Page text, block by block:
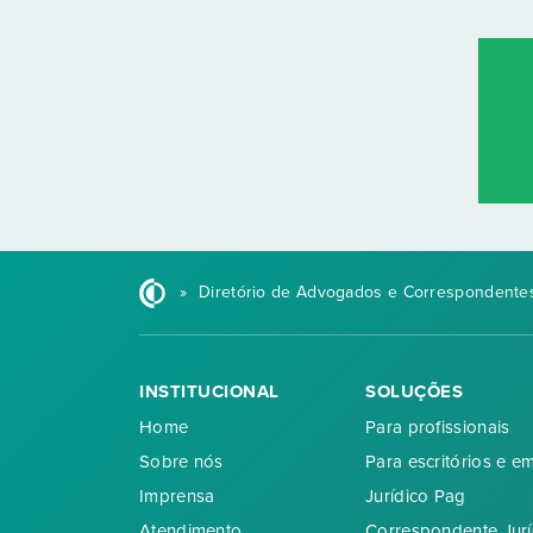
» Diretório de Advogados e
INSTITUCIONAL
Home
Sobre nós
Imprensa
SOLUÇÕES
Para profissionais
Para escritórios e
Jurídico Pag